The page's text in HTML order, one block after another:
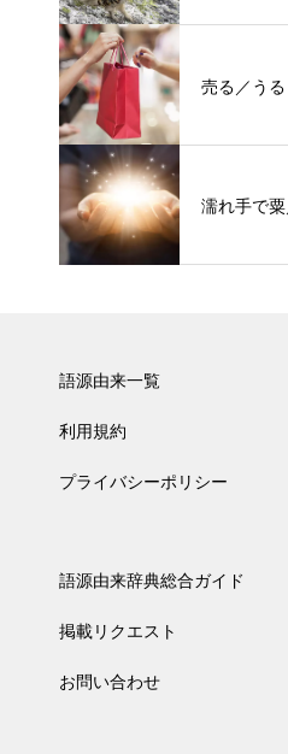
売る／うる
濡れ手で
語源由来一覧
利用規約
プライバシーポリシー
語源由来辞典総合ガイド
掲載リクエスト
お問い合わせ